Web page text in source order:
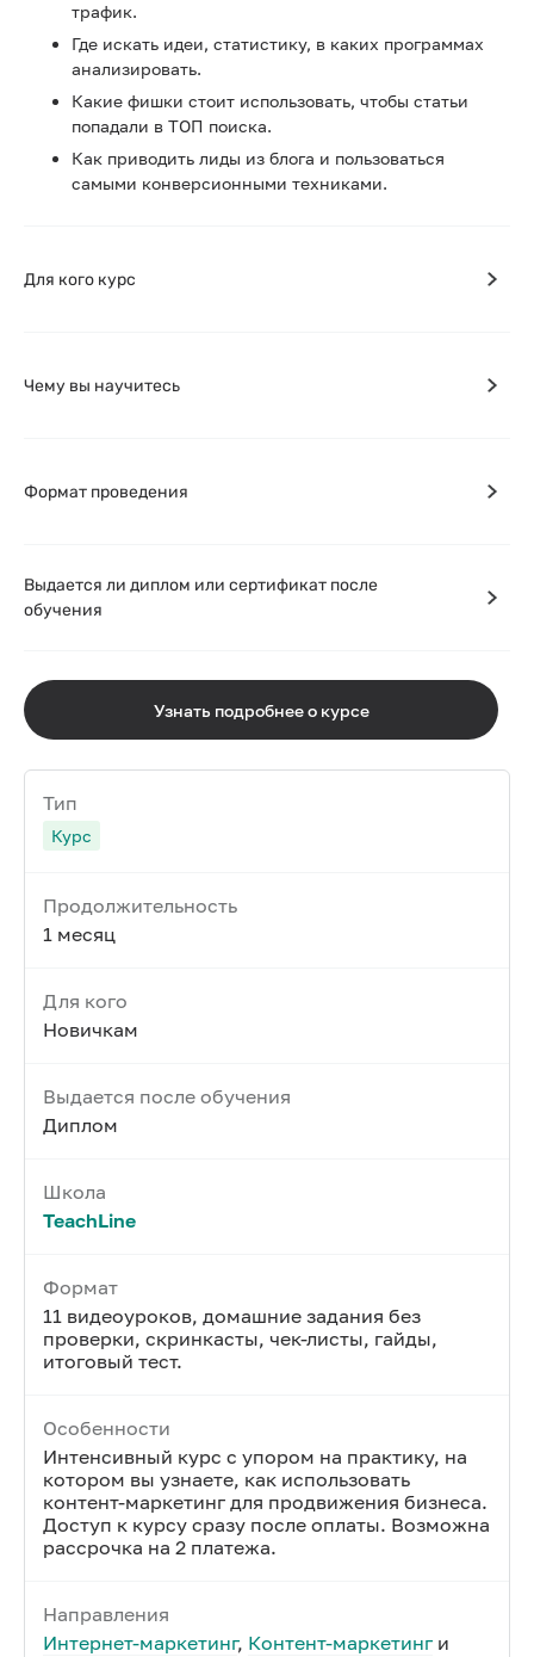
трафик.
Где искать идеи, статистику, в каких программах
анализировать.
Какие фишки стоит использовать, чтобы статьи
попадали в ТОП поиска.
Как приводить лиды из блога и пользоваться
самыми конверсионными техниками.
Для кого курс
Чему вы научитесь
Формат проведения
Выдается ли диплом или сертификат после
обучения
Узнать подробнее о курсе
Тип
Курс
Продолжительность
1 месяц
Для кого
Новичкам
Выдается после обучения
Диплом
Школа
TeachLine
Формат
11 видеоуроков, домашние задания без
проверки, скринкасты, чек-листы, гайды,
итоговый тест.
Особенности
Интенсивный курс с упором на практику, на
котором вы узнаете, как использовать
контент-маркетинг для продвижения бизнеса.
Доступ к курсу сразу после оплаты. Возможна
рассрочка на 2 платежа.
Направления
Интернет-маркетинг, Контент-маркетинг и